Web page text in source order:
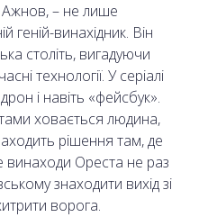
Ажнов, – не лише
геній-винахідник. Він
століть, вигадуючи
технології. У серіалі
і навіть «фейсбук».
ховається людина,
рішення там, де
винаходи Ореста не раз
знаходити вихід зі
ворога.